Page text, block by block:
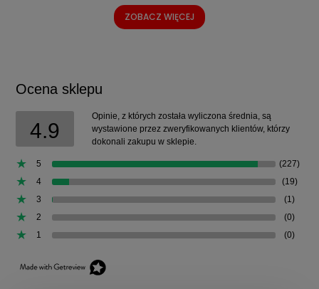
ZOBACZ WIĘCEJ
Ocena sklepu
4.9
Opinie, z których została wyliczona średnia, są
wystawione przez zweryfikowanych klientów, którzy
dokonali zakupu w sklepie.
5
(227)
4
(19)
3
(1)
2
(0)
1
(0)